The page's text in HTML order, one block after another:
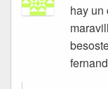
hay un